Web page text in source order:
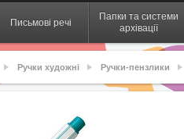
Письмові речі
Папки та системи
архівації
Ручки художні Ручки-пензлики